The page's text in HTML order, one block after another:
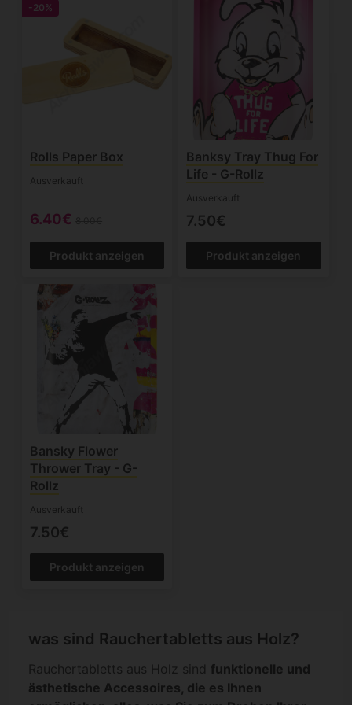
-20%
Rolls Paper Box
Ausverkauft
6.40€
Produkt anzeigen
Banksy Tray Thug For
Life - G-Rollz
Ausverkauft
7.50€
Produkt anzeigen
Bansky Flower
Thrower Tray - G-
Rollz
Ausverkauft
7.50€
Produkt anzeigen
was sind Rauchertabletts aus Holz?
Rauchertabletts aus Holz sind funktionelle und
ästhetische Accessoires, die es Ihnen